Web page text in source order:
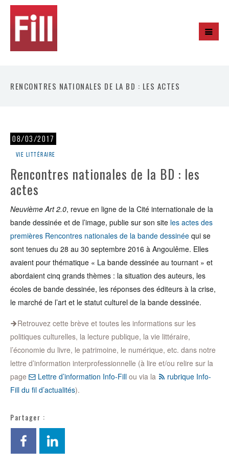
RENCONTRES NATIONALES DE LA BD : LES ACTES
08/03/2017
Vie littéraire
Rencontres nationales de la BD : les
actes
Neuvième Art 2.0, revue en ligne de la Cité internationale de la
bande dessinée et de l’image, publie sur son site les actes des
premières Rencontres nationales de la bande dessinée qui se
sont tenues du 28 au 30 septembre 2016 à Angoulême. Elles
avaient pour thématique « La bande dessinée au tournant » et
abordaient cinq grands thèmes : la situation des auteurs, les
écoles de bande dessinée, les réponses des éditeurs à la crise,
le marché de l’art et le statut culturel de la bande dessinée.
Retrouvez cette brève et toutes les informations sur les
politiques culturelles, la lecture publique, la vie littéraire,
l’économie du livre, le patrimoine, le numérique, etc. dans notre
lettre d’information interprofessionnelle (à lire et/ou relire sur la
page
Lettre d’information Info-Fill ou via la
rubrique Info-
Fill du fil d’actualités).
Partager :